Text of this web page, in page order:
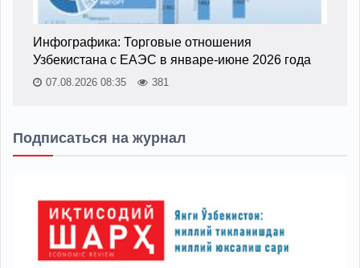
Инфографика: Торговые отношения
Узбекистана с ЕАЭС в январе-июне 2026 года
07.08.2026 08:35 381
Подписаться на журнал